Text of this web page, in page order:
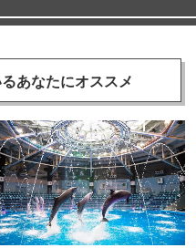
あなたにオススメ